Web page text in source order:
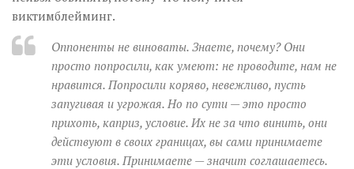
виктимблейминг.
Оппоненты не виноваты. Знаете, почему? Они
просто попросили, как умеют: не проводите, нам не
нравится. Попросили коряво, невежливо, пусть
запугивая и угрожая. Но по сути — это просто
прихоть, каприз, условие. Их не за что винить, они
действуют в своих границах, вы сами принимаете
эти условия. Принимаете — значит соглашаетесь.